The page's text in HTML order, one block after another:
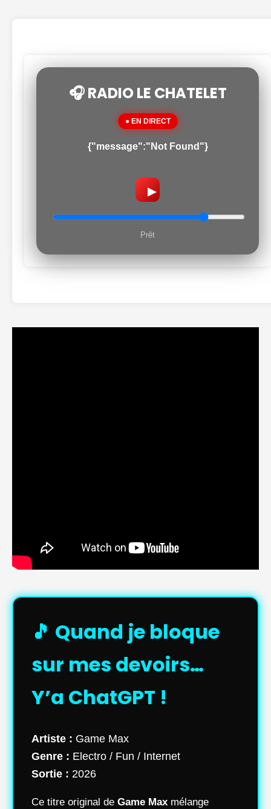
🎧 RADIO LE CHATELET
● EN DIRECT
{"message":"Not Found"}
▶
Prêt
🎵 Quand je bloque
sur mes devoirs…
Y’a ChatGPT !
Artiste : Game Max
Genre : Electro / Fun / Internet
Sortie : 2026
Ce titre original de Game Max mélange